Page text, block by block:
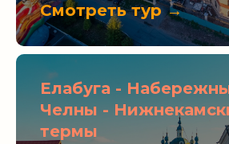
Смотреть тур →
Елабуга -
Челны -
термы